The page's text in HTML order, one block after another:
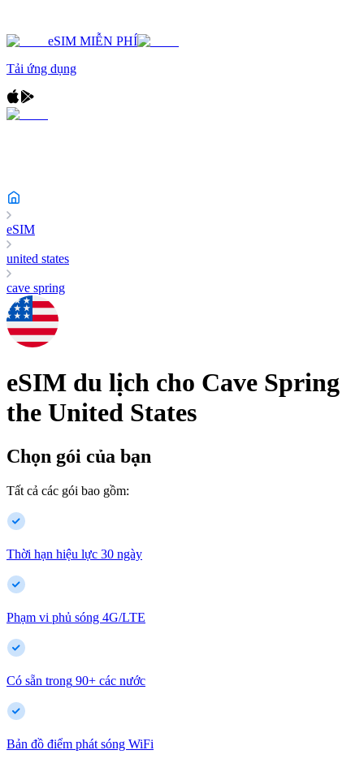
eSIM MIỄN PHÍ
Tải ứng dụng
eSIM
united states
cave spring
eSIM du lịch cho Cave Spring
the United States
Chọn gói của bạn
Tất cả các gói bao gồm:
Thời hạn hiệu lực 30 ngày
Phạm vi phủ sóng 4G/LTE
Có sẵn trong 90+ các nước
Bản đồ điểm phát sóng WiFi